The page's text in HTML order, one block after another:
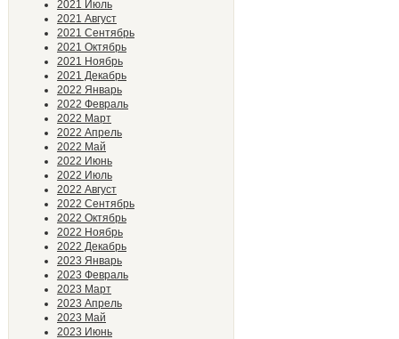
2021 Июль
2021 Август
2021 Сентябрь
2021 Октябрь
2021 Ноябрь
2021 Декабрь
2022 Январь
2022 Февраль
2022 Март
2022 Апрель
2022 Май
2022 Июнь
2022 Июль
2022 Август
2022 Сентябрь
2022 Октябрь
2022 Ноябрь
2022 Декабрь
2023 Январь
2023 Февраль
2023 Март
2023 Апрель
2023 Май
2023 Июнь